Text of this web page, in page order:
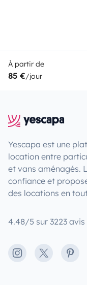
À partir de
85 €/jour
Yescapa est une
location entre
et vans aménagés.
confiance et
des locations en
4.48/5 sur 3223
Instagram
X